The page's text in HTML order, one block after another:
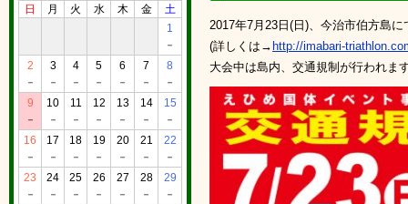
日 月 火 水 木 金
土
1
－
2
－
3
－
4
－
5
－
6
－
7
－
8
－
9
－
10
－
11
－
12
－
13
－
14
－
15
－
16
－
17
－
18
－
19
－
20
－
21
－
22
－
23
－
24
－
25
－
26
－
27
－
28
－
29
－
2017年7月23日(日)、今治市伯方島
(詳しくは→ http://imabari-
大会中は島内、交通規制が行われま